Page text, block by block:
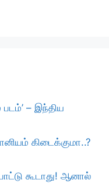
– இந்திய
கிடைக்குமா..?
கூடாது! ஆனால்